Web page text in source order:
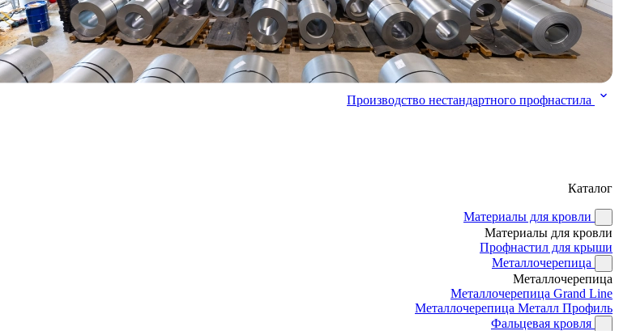
Производство нестандартного профнастила
Каталог
Материалы для кровли
Материалы для кровли
Профнастил для крыши
Металлочерепица
Металлочерепица
Металлочерепица Grand Line
Металлочерепица Металл Профиль
Фальцевая кровля